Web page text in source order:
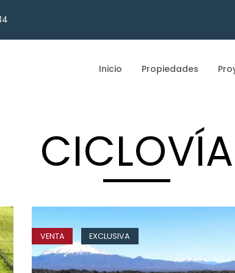
Inicio Propiedades
CICLOVÍA
VENTA EXCLUSIVA